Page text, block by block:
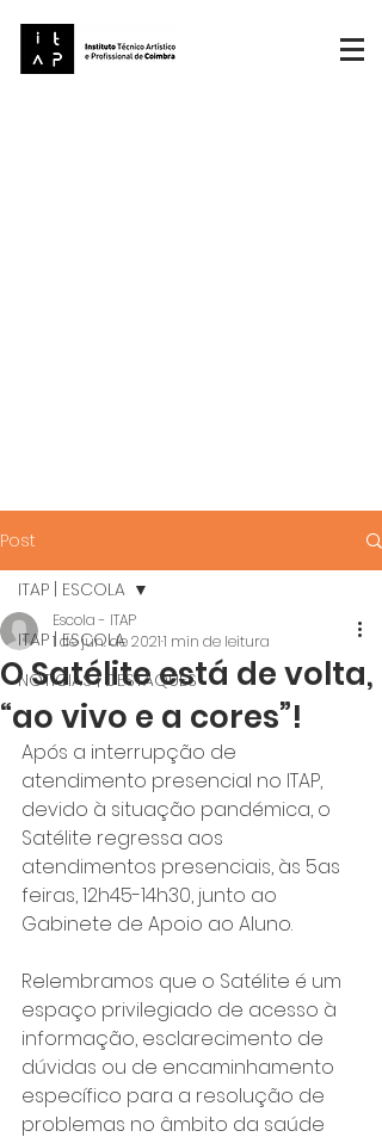
Post
ITAP | ESCOLA
NOTÍCIAS | DESTAQUES
ITAP | ESCOLA
O Satélite está de volta,
“ao vivo e a cores”!
Escola - ITAP
1 de jun. de 20211 min de leitura
Após a interrupção de
atendimento presencial no ITAP,
devido à situação pandémica, o
Satélite regressa aos
atendimentos presenciais, às 5as
feiras, 12h45-14h30, junto ao
Gabinete de Apoio ao Aluno.
Relembramos que o Satélite é um
espaço privilegiado de acesso à
informação, esclarecimento de
dúvidas ou de encaminhamento
específico para a resolução de
problemas no âmbito da saúde